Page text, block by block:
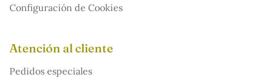
Configuración de Cookies
Atención al cliente
Pedidos especiales